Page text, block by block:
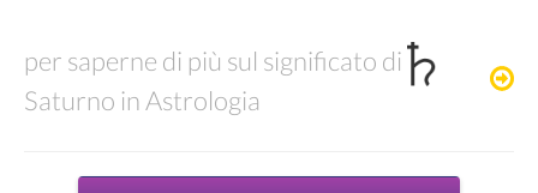
per saperne di più sul significato di
Saturno in Astrologia